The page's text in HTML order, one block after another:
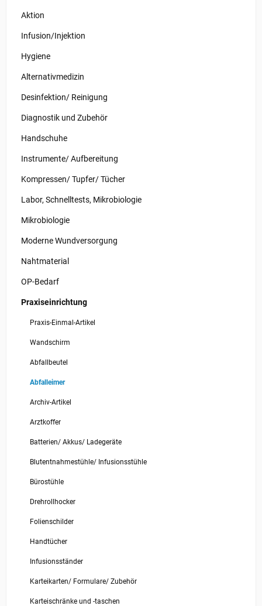
Aktion
Infusion/Injektion
Hygiene
Alternativmedizin
Desinfektion/ Reinigung
Diagnostik und Zubehör
Handschuhe
Instrumente/ Aufbereitung
Kompressen/ Tupfer/ Tücher
Labor, Schnelltests, Mikrobiologie
Mikrobiologie
Moderne Wundversorgung
Nahtmaterial
OP-Bedarf
Praxiseinrichtung
Praxis-Einmal-Artikel
Wandschirm
Abfallbeutel
Abfalleimer
Archiv-Artikel
Arztkoffer
Batterien/ Akkus/ Ladegeräte
Blutentnahmestühle/ Infusionsstühle
Bürostühle
Drehrollhocker
Folienschilder
Handtücher
Infusionsständer
Karteikarten/ Formulare/ Zubehör
Karteischränke und -taschen